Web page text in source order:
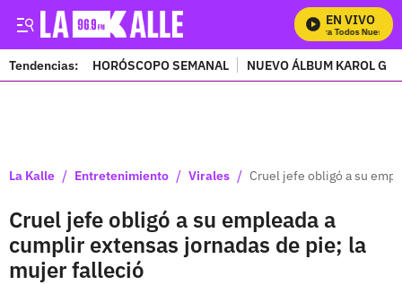
EN VIVO
Mira Todos Nuestros
Tendencias: HORÓSCOPO SEMANAL NUEVO ÁLBUM KAROL G
La Kalle / Entretenimiento / Virales / Cruel jefe obligó a su
Cruel jefe obligó a su empleada a
cumplir extensas jornadas de pie; la
mujer falleció